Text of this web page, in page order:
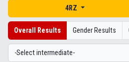
4RZ
Overall Results Gender Results